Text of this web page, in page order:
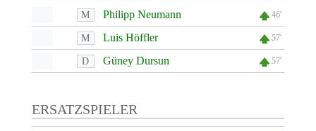
M Philipp Neumann 46'
M Luis Höffler 57'
D Güney Dursun 57'
ERSATZSPIELER